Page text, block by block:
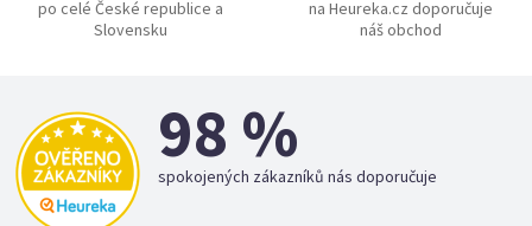
po celé České republice a
Slovensku
na Heureka.cz doporučuje
náš obchod
98 %
spokojených zákazníků nás doporučuje